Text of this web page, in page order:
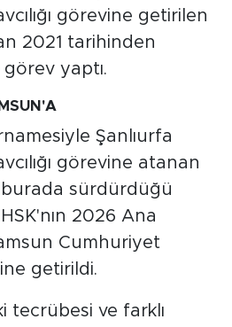
görevine getirilen
2021 tarihinden
yaptı.
Şanlıurfa
görevine atanan
sürdürdüğü
2026 Ana
Cumhuriyet
getirildi.
tecrübesi ve farklı